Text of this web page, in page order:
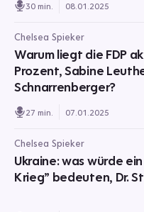
30 min. 08.01.2025
Chelsea Spieker
Warum liegt die FDP
Prozent, Sabine
Schnarrenberger?
27 min. 07.01.2025
Chelsea Spieker
Ukraine: was würde
Krieg” bedeuten, Dr.